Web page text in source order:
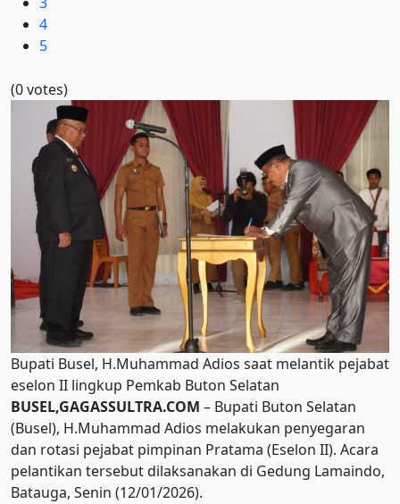
4
5
(0 votes)
Bupati Busel, H.Muhammad Adios saat melantik pejabat
eselon II lingkup Pemkab Buton Selatan
BUSEL,GAGASSULTRA.COM – Bupati Buton Selatan
(Busel), H.Muhammad Adios melakukan penyegaran
dan rotasi pejabat pimpinan Pratama (Eselon II). Acara
pelantikan tersebut dilaksanakan di Gedung Lamaindo,
Batauga, Senin (12/01/2026).